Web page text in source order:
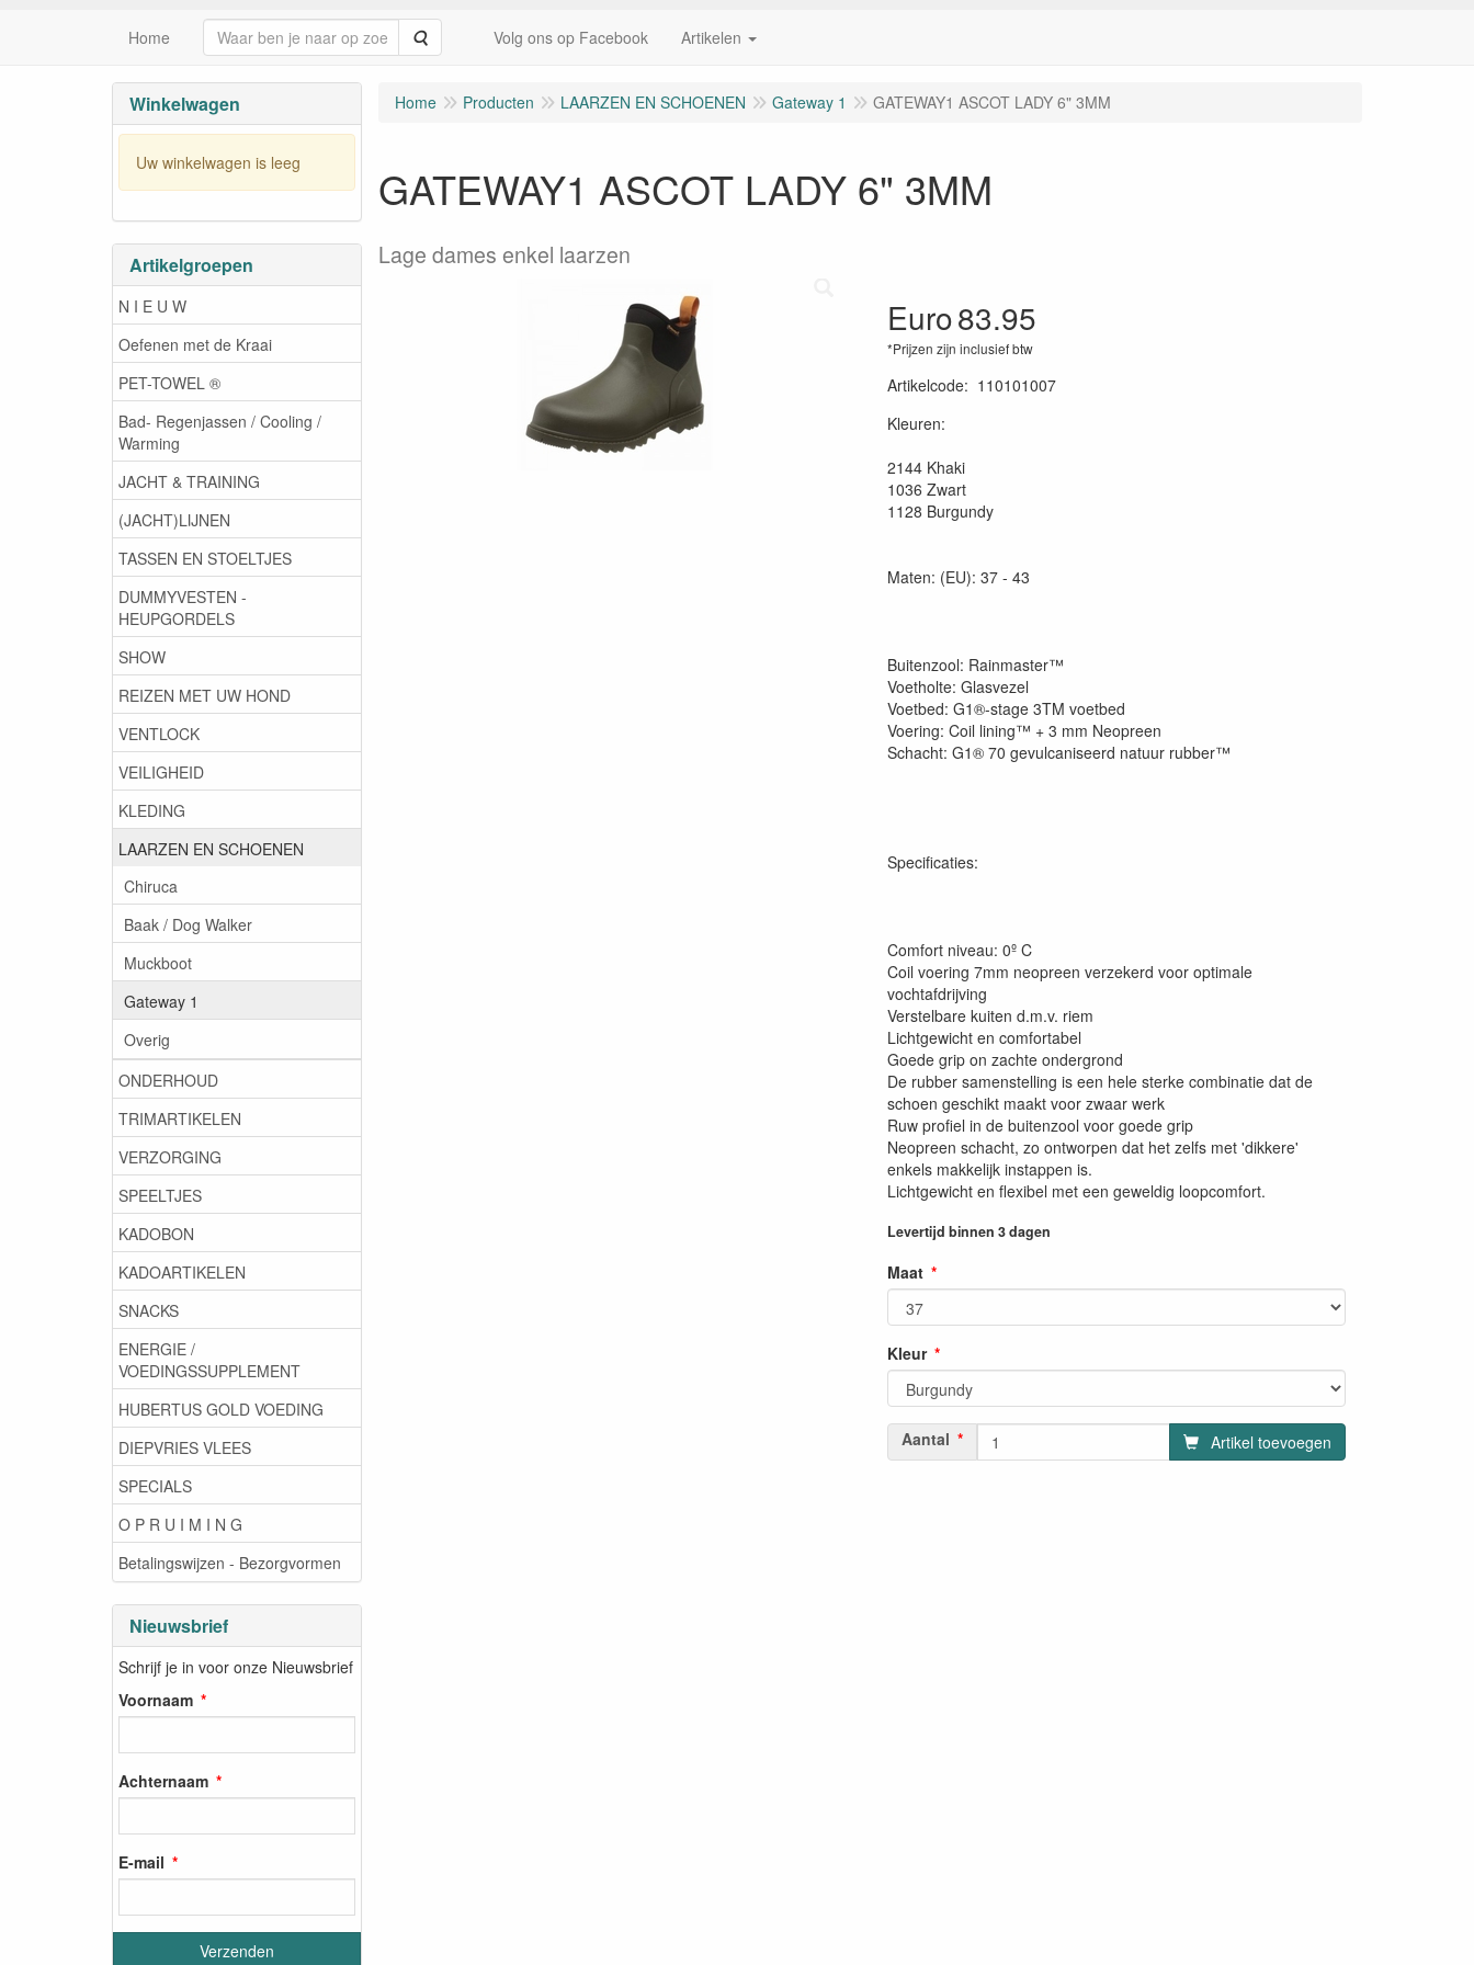
Home Zoeken Volg ons op Facebook Artikelen
Winkelwagen
Uw winkelwagen is leeg
Artikelgroepen
N I E U W
Oefenen met de Kraai
PET-TOWEL ®
Bad- Regenjassen / Cooling /
Warming
JACHT & TRAINING
(JACHT)LIJNEN
TASSEN EN STOELTJES
DUMMYVESTEN -
HEUPGORDELS
SHOW
REIZEN MET UW HOND
VENTLOCK
VEILIGHEID
KLEDING
LAARZEN EN SCHOENEN
Chiruca
Baak / Dog Walker
Muckboot
Gateway 1
Overig
ONDERHOUD
TRIMARTIKELEN
VERZORGING
SPEELTJES
KADOBON
KADOARTIKELEN
SNACKS
ENERGIE /
VOEDINGSSUPPLEMENT
HUBERTUS GOLD VOEDING
DIEPVRIES VLEES
SPECIALS
O P R U I M I N G
Betalingswijzen - Bezorgvormen
Nieuwsbrief
Schrijf je in voor onze Nieuwsbrief
Voornaam
Achternaam
E-mail
Home Producten LAARZEN EN SCHOENEN Gateway 1 GATEWAY1 ASCOT LADY 6" 3MM
GATEWAY1 ASCOT LADY 6" 3MM
Lage dames enkel laarzen
Euro83.95
*Prijzen zijn inclusief btw
Artikelcode: 110101007
Kleuren:
2144 Khaki
1036 Zwart
1128 Burgundy
Maten: (EU): 37 - 43
Buitenzool: Rainmaster™
Voetholte: Glasvezel
Voetbed: G1®-stage 3TM voetbed
Voering: Coil lining™ + 3 mm Neopreen
Schacht: G1® 70 gevulcaniseerd natuur rubber™
Specificaties:
Comfort niveau: 0º C
Coil voering 7mm neopreen verzekerd voor optimale
vochtafdrijving
Verstelbare kuiten d.m.v. riem
Lichtgewicht en comfortabel
Goede grip on zachte ondergrond
De rubber samenstelling is een hele sterke combinatie dat de
schoen geschikt maakt voor zwaar werk
Ruw profiel in de buitenzool voor goede grip
Neopreen schacht, zo ontworpen dat het zelfs met 'dikkere'
enkels makkelijk instappen is.
Lichtgewicht en flexibel met een geweldig loopcomfort.
Levertijd binnen 3 dagen
Maat
Kleur
Aantal Artikel toevoegen